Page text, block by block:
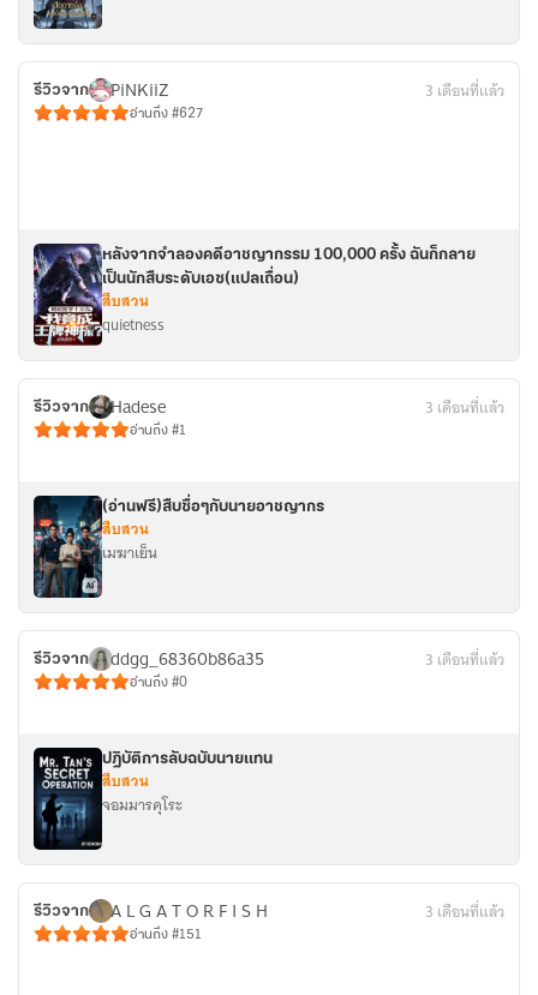
รีวิวจาก PiNKiiZ 3 เดือนที่แล้ว
อ่านถึง #627
หลังจากจำลองคดีอาชญากรรม 100,000 ครั้ง ฉันก็กลาย
เป็นนักสืบระดับเอซ(แปลเถื่อน)
สืบสวน
quietness
รีวิวจาก Hadese 3 เดือนที่แล้ว
อ่านถึง #1
(อ่านฟรี)สืบซื่อๆกับนายอาชญากร
สืบสวน
เมฆาเย็น
รีวิวจาก ddgg_68360b86a35 3 เดือนที่แล้ว
อ่านถึง #0
ปฎิบัติการลับฉบับนายแทน
สืบสวน
จอมมารคุโระ
รีวิวจาก A L G A T O R F I S H 3 เดือนที่แล้ว
อ่านถึง #151